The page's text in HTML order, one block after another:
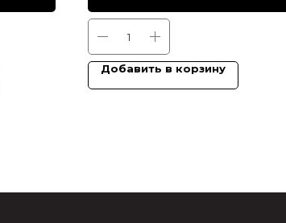
Добавить в корзину